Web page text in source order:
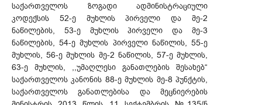
საქართველოს ზოგადი ადმინისტრაციული
კოდექსის 52-ე მუხლის პირველი და მე-2
ნაწილების, 53-ე მუხლის პირველი და მე-3
ნაწილების, 54-ე მუხლის პირველი ნაწილის, 55-ე
მუხლის, 56-ე მუხლის მე-2 ნაწილის, 57-ე მუხლის,
63-ე მუხლის, ,,უმაღლესი განათლების შესახებ“
საქართველოს კანონის 88-ე მუხლის მე-8 პუნქტის,
საქართველოს განათლებისა და მეცნიერების